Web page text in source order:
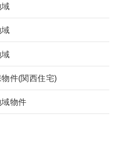
件(関西住宅)
物件